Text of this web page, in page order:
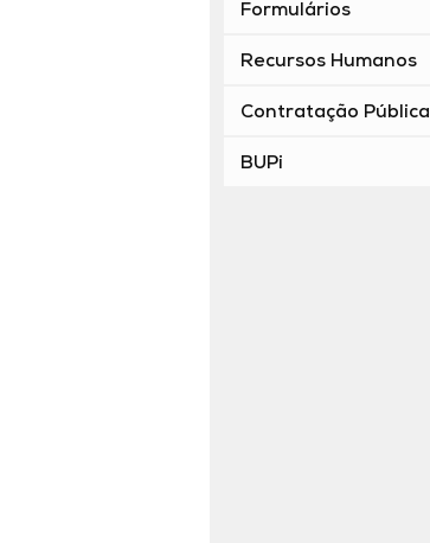
Formulários
Recursos Humanos
Contratação Pública
BUPi